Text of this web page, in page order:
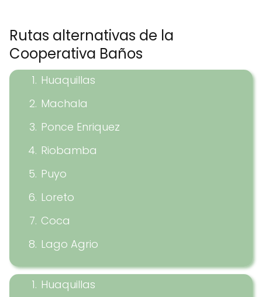
Rutas alternativas de la
Cooperativa Baños
Huaquillas
Machala
Ponce Enriquez
Riobamba
Puyo
Loreto
Coca
Lago Agrio
Huaquillas